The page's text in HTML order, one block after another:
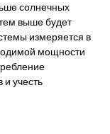
солнечных
выше будет
измеряется в
мощности
и учесть